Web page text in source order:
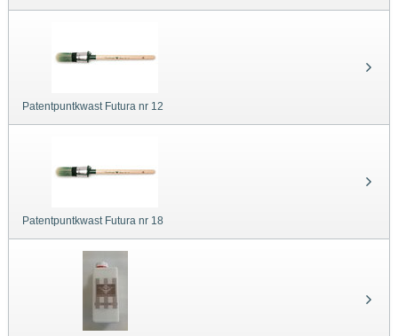
Patentpuntkwast Futura nr 12
Patentpuntkwast Futura nr 18